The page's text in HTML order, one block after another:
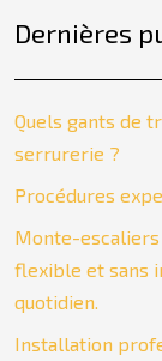
Dernières
Quels gants de
serrurerie ?
Procédures
Monte-escaliers
flexible et sans
quotidien.
Installation